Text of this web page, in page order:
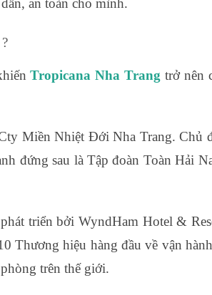
an toàn cho mình.
?
Tropicana Nha Trang trở nên
Miền Nhiệt Đới Nha Trang. Chủ
đứng sau là Tập đoàn Toàn Hải
triển bởi WyndHam Hotel &
Thương hiệu hàng đầu về vận
trên thế giới.